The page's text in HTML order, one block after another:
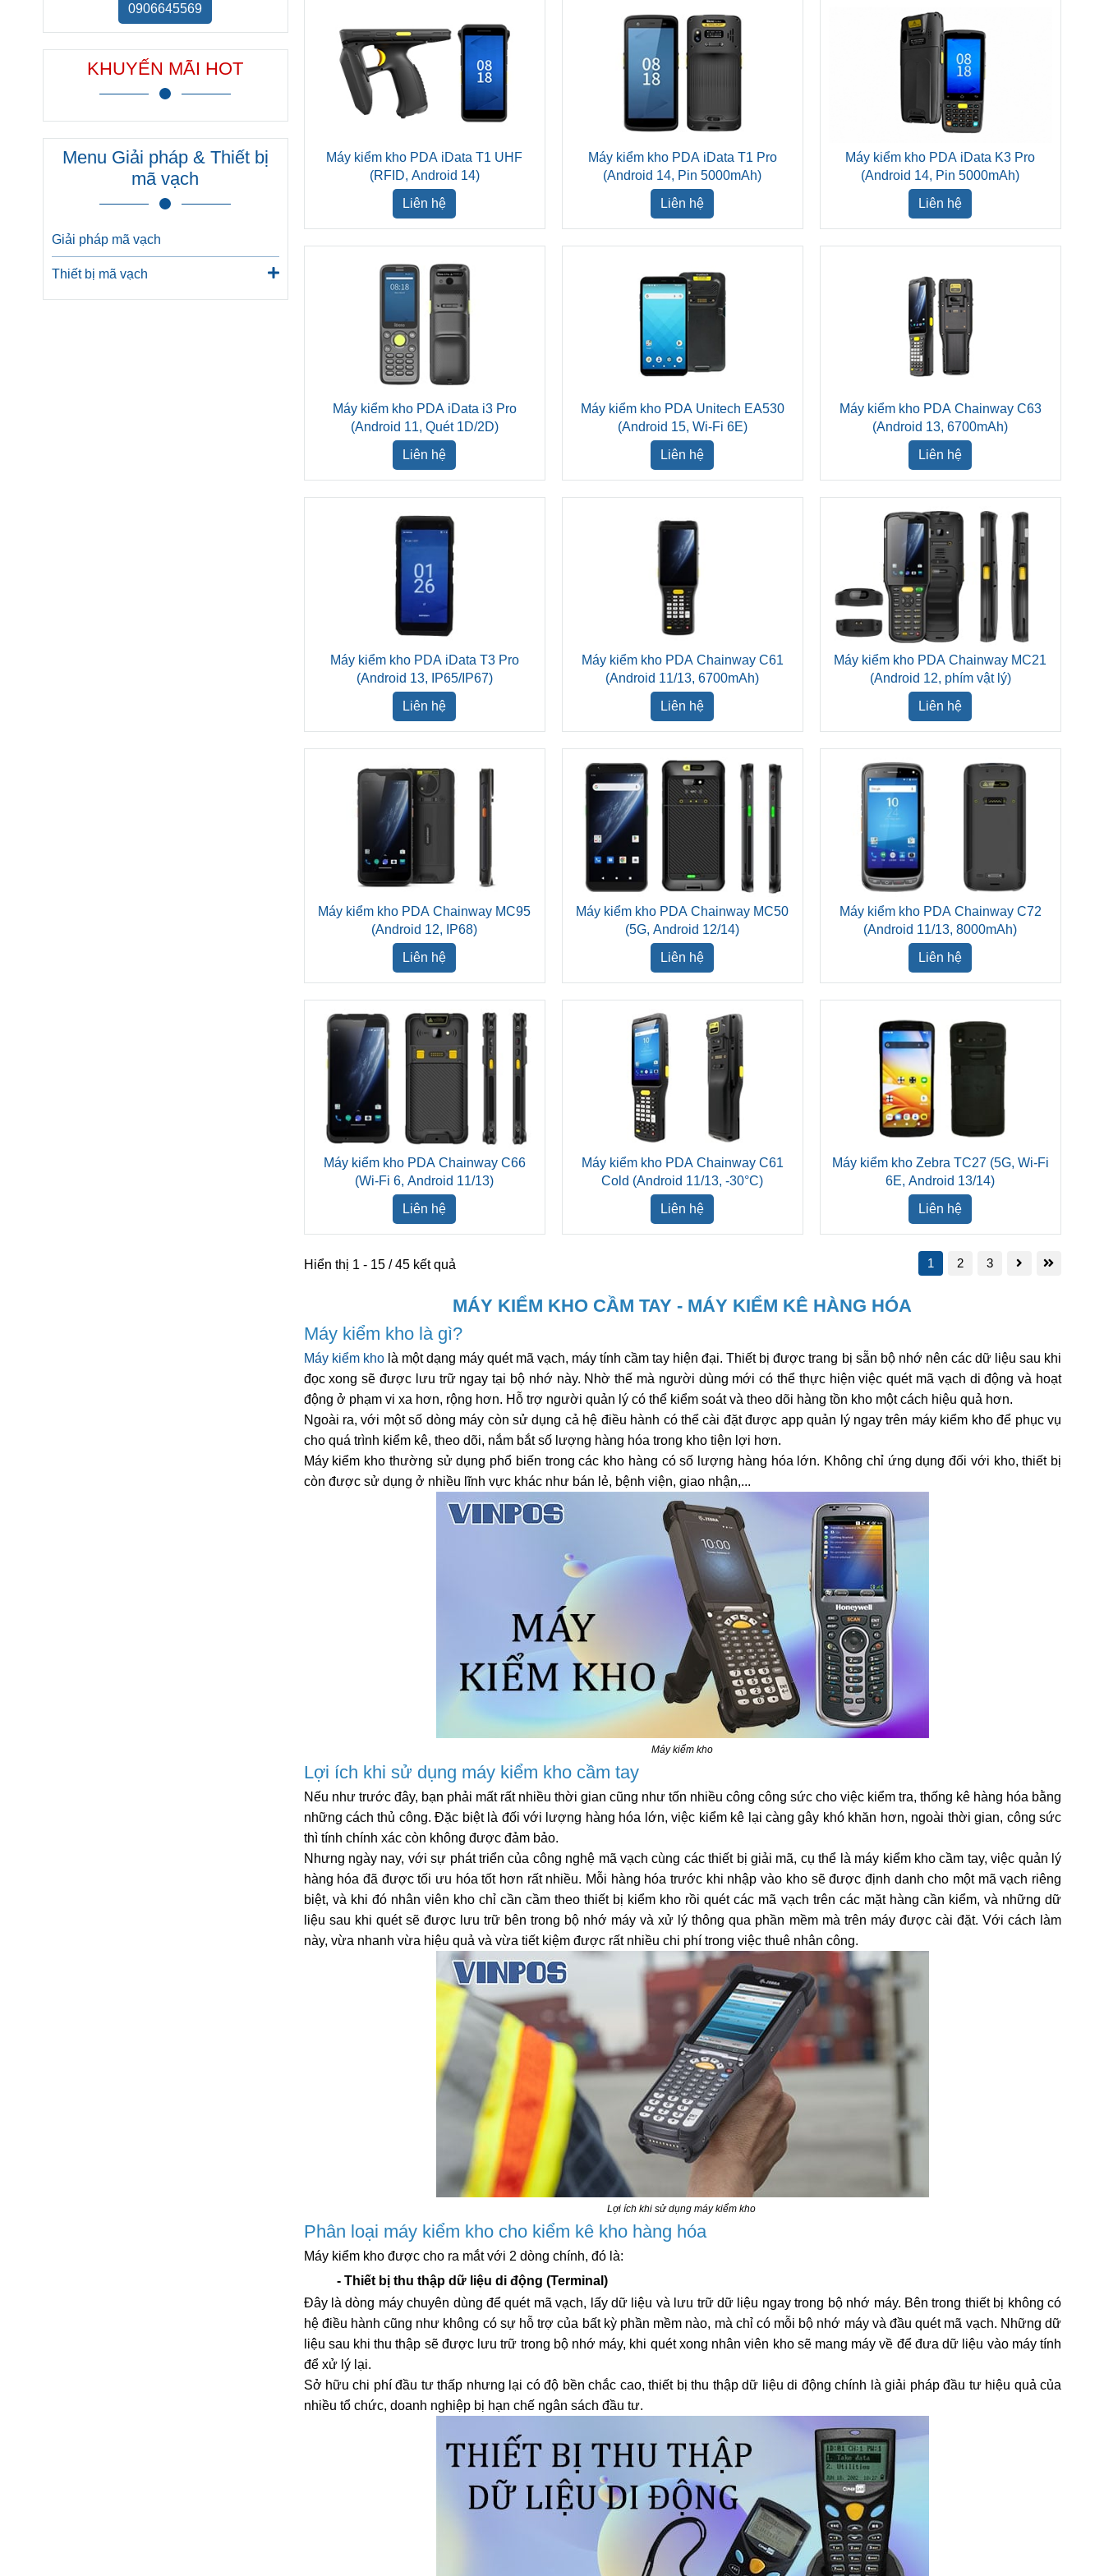
Máy kiểm kho PDA iData T1 UHF
(RFID, Android 14)
Liên hệ
Máy kiểm kho PDA iData T1 Pro
(Android 14, Pin 5000mAh)
Liên hệ
Máy kiểm kho PDA iData K3 Pro
(Android 14, Pin 5000mAh)
Liên hệ
Máy kiểm kho PDA iData i3 Pro
(Android 11, Quét 1D/2D)
Liên hệ
Máy kiểm kho PDA Unitech EA530
(Android 15, Wi-Fi 6E)
Liên hệ
Máy kiểm kho PDA Chainway C63
(Android 13, 6700mAh)
Liên hệ
Máy kiểm kho PDA iData T3 Pro
(Android 13, IP65/IP67)
Liên hệ
Máy kiểm kho PDA Chainway C61
(Android 11/13, 6700mAh)
Liên hệ
Máy kiểm kho PDA Chainway MC21
(Android 12, phím vật lý)
Liên hệ
Máy kiểm kho PDA Chainway MC95
(Android 12, IP68)
Liên hệ
Máy kiểm kho PDA Chainway MC50
(5G, Android 12/14)
Liên hệ
Máy kiểm kho PDA Chainway C72
(Android 11/13, 8000mAh)
Liên hệ
Máy kiểm kho PDA Chainway C66
(Wi-Fi 6, Android 11/13)
Liên hệ
Máy kiểm kho PDA Chainway C61
Cold (Android 11/13, -30°C)
Liên hệ
Máy kiểm kho Zebra TC27 (5G, Wi-Fi
6E, Android 13/14)
Liên hệ
Hiển thị 1 - 15 / 45 kết quả 1 2 3
MÁY KIỂM KHO CẦM TAY - MÁY KIỂM KÊ HÀNG HÓA
Máy kiểm kho là gì?
Máy kiểm kholà một dạng máy quét mã vạch, máy tính cầm tay hiện đại. Thiết bị được trang bị sẵn bộ nhớ nên các dữ liệu sau khi
đọc xong sẽ được lưu trữ ngay tại bộ nhớ này. Nhờ thế mà người dùng mới có thể thực hiện việc quét mã vạch di động và hoạt
động ở phạm vi xa hơn, rộng hơn. Hỗ trợ người quản lý có thể kiểm soát và theo dõi hàng tồn kho một cách hiệu quả hơn.
Ngoài ra, với một số dòng máy còn sử dụng cả hệ điều hành có thể cài đặt được app quản lý ngay trên máy kiểm kho để phục vụ
cho quá trình kiểm kê, theo dõi, nắm bắt số lượng hàng hóa trong kho tiện lợi hơn.
Máy kiểm kho thường sử dụng phổ biến trong các kho hàng có số lượng hàng hóa lớn. Không chỉ ứng dụng đối với kho, thiết bị
còn được sử dụng ở nhiều lĩnh vực khác như bán lẻ, bệnh viện, giao nhận,...
Máy kiểm kho
Lợi ích khi sử dụng máy kiểm kho cầm tay
Nếu như trước đây, bạn phải mất rất nhiều thời gian cũng như tốn nhiều công công sức cho việc kiểm tra, thống kê hàng hóa bằng
những cách thủ công. Đặc biệt là đối với lượng hàng hóa lớn, việc kiểm kê lại càng gây khó khăn hơn, ngoài thời gian, công sức
thì tính chính xác còn không được đảm bảo.
Nhưng ngày nay, với sự phát triển của công nghệ mã vạch cùng các thiết bị giải mã, cụ thể là máy kiểm kho cầm tay, việc quản lý
hàng hóa đã được tối ưu hóa tốt hơn rất nhiều. Mỗi hàng hóa trước khi nhập vào kho sẽ được định danh cho một mã vạch riêng
biệt, và khi đó nhân viên kho chỉ cần cầm theo thiết bị kiểm kho rồi quét các mã vạch trên các mặt hàng cần kiểm, và những dữ
liệu sau khi quét sẽ được lưu trữ bên trong bộ nhớ máy và xử lý thông qua phần mềm mà trên máy được cài đặt. Với cách làm
này, vừa nhanh vừa hiệu quả và vừa tiết kiệm được rất nhiều chi phí trong việc thuê nhân công.
Lợi ích khi sử dụng máy kiểm kho
Phân loại máy kiểm kho cho kiểm kê kho hàng hóa
Máy kiểm kho được cho ra mắt với 2 dòng chính, đó là:
- Thiết bị thu thập dữ liệu di động (Terminal)
Đây là dòng máy chuyên dùng để quét mã vạch, lấy dữ liệu và lưu trữ dữ liệu ngay trong bộ nhớ máy. Bên trong thiết bị không có
hệ điều hành cũng như không có sự hỗ trợ của bất kỳ phần mềm nào, mà chỉ có mỗi bộ nhớ máy và đầu quét mã vạch. Những dữ
liệu sau khi thu thập sẽ được lưu trữ trong bộ nhớ máy, khi quét xong nhân viên kho sẽ mang máy về để đưa dữ liệu vào máy tính
để xử lý lại.
Sở hữu chi phí đầu tư thấp nhưng lại có độ bền chắc cao, thiết bị thu thập dữ liệu di động chính là giải pháp đầu tư hiệu quả của
nhiều tổ chức, doanh nghiệp bị hạn chế ngân sách đầu tư.
0906645569
KHUYẾN MÃI HOT
Menu Giải pháp & Thiết bị
mã vạch
Giải pháp mã vạch
Thiết bị mã vạch